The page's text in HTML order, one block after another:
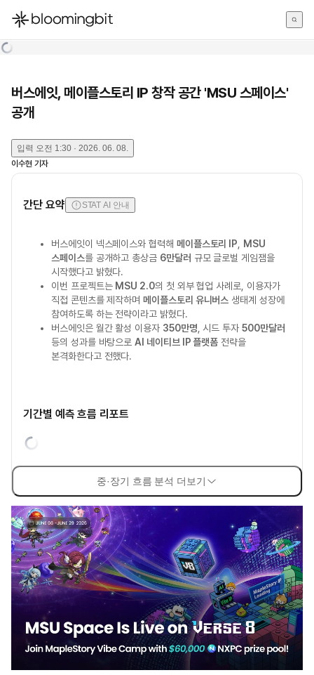
한국어
버스에잇, 메이플스토리 IP 창작 공간 'MSU 스페이스'
공개
입력 오전 1:30 · 2026. 06. 08.
이수현 기자
간단 요약 STAT AI 안내
버스에잇이 넥스페이스와 협력해 메이플스토리 IP
MSU
스페이스를 공개하고 총상금 6만달러 규모 글로벌 게임잼을
시작했다고 밝혔다.
이번 프로젝트는 MSU 2.0의 첫 외부 협업 사례로, 이용자가
직접 콘텐츠를 제작하며메이플스토리 유니버스 생태계 성장에
참여하도록 하는 전략이라고 밝혔다.
버스에잇은 월간 활성 이용자 350만명 , 시드 투자 500만달러
등의 성과를 바탕으로AI 네이티브 IP 플랫폼 전략을
본격화한다고 전했다.
기간별 예측 흐름 리포트
중·장기 흐름 분석 더보기